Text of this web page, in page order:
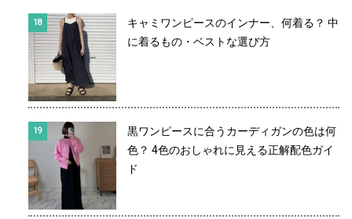
キャミワンピースのインナー、何着る？ 中
に着るもの・ベストな選び方
黒ワンピースに合うカーディガンの色は何
色？ 4色のおしゃれに見える正解配色ガイ
ド